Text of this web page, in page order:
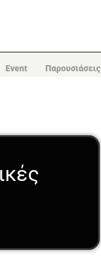
Event Παρουσιάσεις